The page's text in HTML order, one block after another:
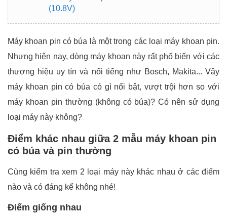
(10.8V)
Máy khoan pin có búa là một trong các loại máy khoan pin.
Nhưng hiện nay, dòng máy khoan này rất phổ biến với các
thương hiệu uy tín và nổi tiếng như Bosch, Makita... Vậy
máy khoan pin có búa có gì nổi bật, vượt trội hơn so với
máy khoan pin thường (không có búa)? Có nên sử dụng
loại máy này không?
Điểm khác nhau giữa 2 mẫu máy khoan pin
có búa và pin thường
Cùng kiểm tra xem 2 loại máy này khác nhau ở các điểm
nào và có đáng kể không nhé!
Điểm giống nhau